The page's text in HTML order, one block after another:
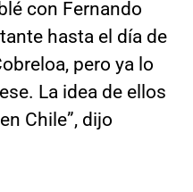
con Fernando
hasta el día de
pero ya lo
La idea de ellos
Chile”, dijo